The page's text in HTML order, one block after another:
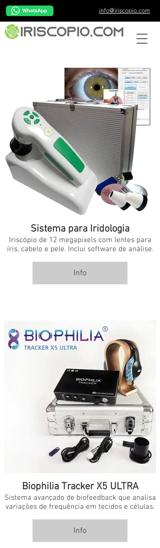
info@iriscopio.com
Sistema para Iridologia
Iriscópio de 12 megapixels com lentes para
íris, cabelo e pele. Inclui software de análise.
Info
Biophilia Tracker X5 ULTRA
Sistema avançado de biofeedback que analisa
variações de frequência em tecidos e células.
Info